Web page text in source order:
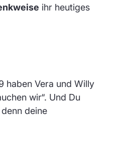
ihr heutiges
haben Vera und Willy
wir“. Und Du
deine